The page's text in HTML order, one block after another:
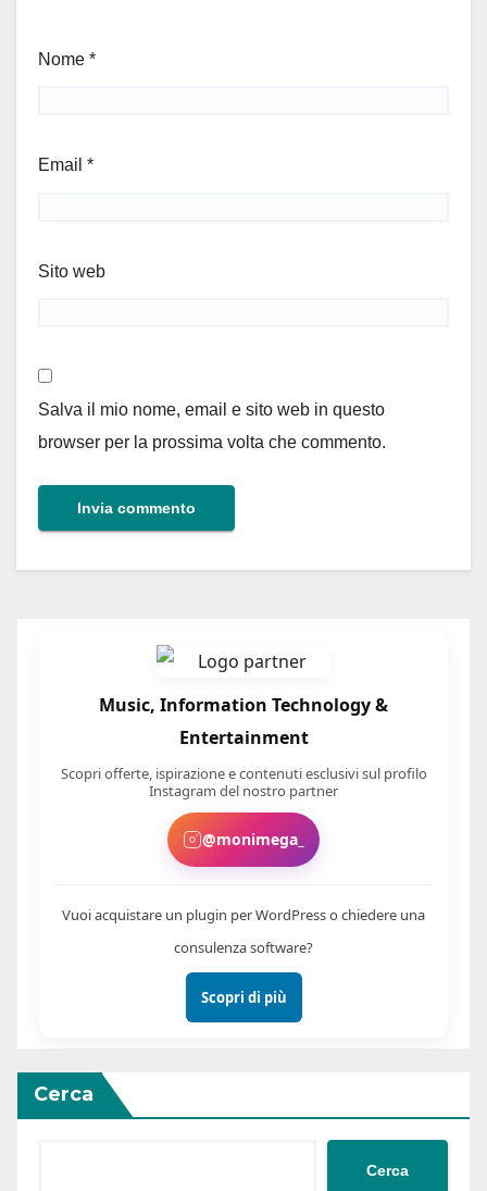
Nome *
Email *
Sito web
Salva il mio nome, email e sito web in questo
browser per la prossima volta che commento.
Cerca
Cerca
Music, Information Technology &
Entertainment
Scopri offerte, ispirazione e contenuti esclusivi sul profilo
Instagram del nostro partner
@monimega_
Vuoi acquistare un plugin per WordPress o chiedere una
consulenza software?
Scopri di più